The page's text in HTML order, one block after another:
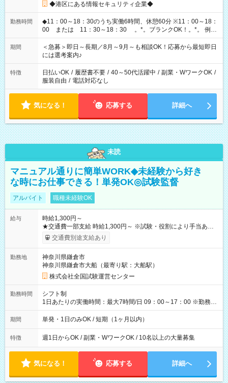
◆港区にある情報セキュリティ企業◆
勤務時間
◆11：00～18：30のうち実働6時間、休憩60分 ※11：00～18：
00 または 11：30～18：30 。*。ブランクOK！。*。 例え
ば前職が、 在宅/財団法人/事務/コールセンター/受付/販売/カフェ
スタッフ スイーツ販売/ホテルフロント/化粧品販売/など 様々な
業界から入社して活躍されています♪
期間
＜急募＞即日～長期／8月～9月～も相談OK！応募から最短即日
には選考案内♪
特徴 日払いOK / 履歴書不要 / 40～50代活躍中 / 副業・WワークOK /
服装自由 / 電話対応なし
気になる！ 応募する 詳細へ
未読
マニュアル通りに簡単WORK◆未経験から好き
な時にお仕事できる！単発OK◎試験監督
アルバイト 職種未経験OK
給与
時給1,300円～
★交通費一部支給 時給1,300円～ ※試験・役割により手当あり
※勤務回数により昇給あり 【即給（前払い）オプションあ
り！】 希望される場合、勤務から1週間ほどで給与の一部を受け
例】 ・河合塾模擬試験 8:30～17:30（休憩1時間） 時給1,300円
×8時間＝日収10,400円＋交通費 ※当日の役割により時給＋100
円の場合あり ・国家試験 7:00～13:30（休憩なし） 時給1,300
円（役割手当＋100円）×6時間＝日収8,400円＋交通費 【試用期
間】試用期間なし
交通費別途支給あり
勤務地
神奈川県鎌倉市
神奈川県鎌倉市大船（最寄り駅：大船駅）
株式会社全国試験運営センター
勤務時間
シフト制
1日あたりの実働時間：最大7時間/日 09：00～17：00 ※勤務時
間は 試験により異なります。
期間 単発・1日のみOK / 短期（1ヶ月以内）
特徴 週1日からOK / 副業・WワークOK / 10名以上の大量募集
気になる！ 応募する 詳細へ